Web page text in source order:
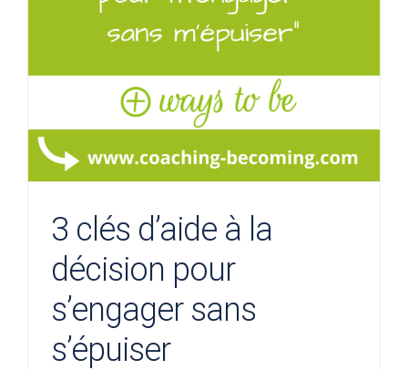
3 clés d’aide à la
décision pour
s’engager sans
s’épuiser